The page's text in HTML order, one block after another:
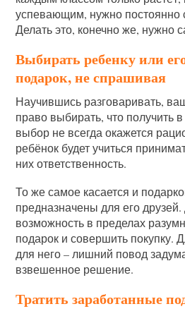
успевающим, нужно постоянно
Делать это, конечно же, нужно
Выбирать ребенку или
подарок, не спрашивая
Научившись разговаривать,
право выбирать, что получить
выбор не всегда окажется
ребёнок будет учиться
них ответственность.
То же самое касается и
предназначены для его
возможность в пределах
подарок и совершить покупку.
для него – лишний повод
взвешенное решение.
Тратить заработанные